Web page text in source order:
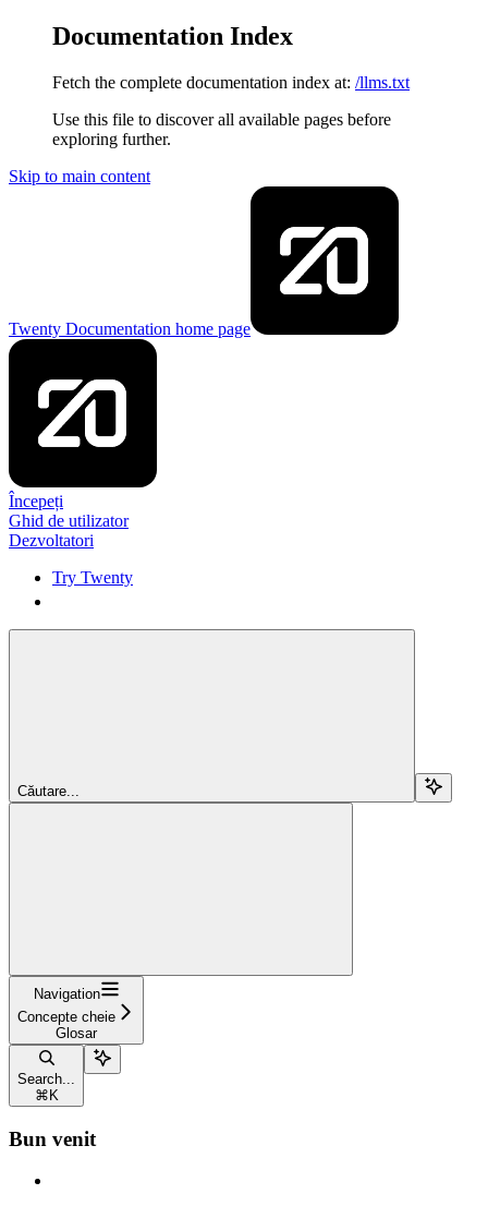
Documentation Index
Fetch the complete documentation index at: /llms.txt
Use this file to discover all available pages before
exploring further.
Skip to main content
Twenty Documentation home page
Începeți
Ghid de utilizator
Dezvoltatori
Try Twenty
Căutare...
Navigation
Concepte cheie
Glosar
Search...
⌘ K
Bun venit